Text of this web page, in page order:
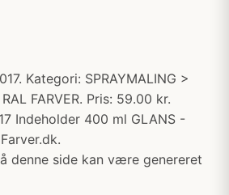
Kategori: SPRAYMALING >
FARVER. Pris: 59.00 kr.
Indeholder 400 ml GLANS -
denne side kan være genereret